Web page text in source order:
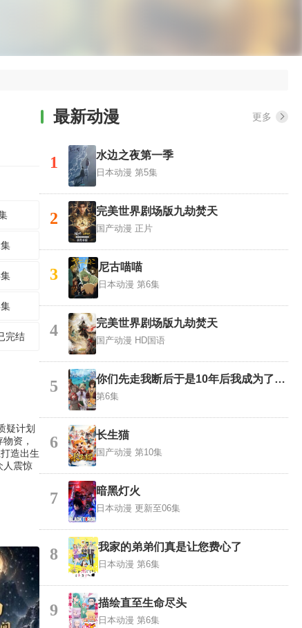
完结
疑计划
资，
造出生
人震惊
最新动漫 更多
1 水边之夜第一季
日本动漫 第5集
2 ​完美世界剧场版九劫焚天​
国产动漫 正片
3 尼古喵喵
日本动漫 第6集
4 完美世界剧场版九劫焚天
国产动漫 HD国语
5 你们先走我断后于是10年后我成为了传说
第6集
6 长生猫
国产动漫 第10集
7 暗黑灯火
日本动漫 更新至06集
8 我家的弟弟们真是让您费心了
日本动漫 第6集
9 描绘直至生命尽头
日本动漫 第6集